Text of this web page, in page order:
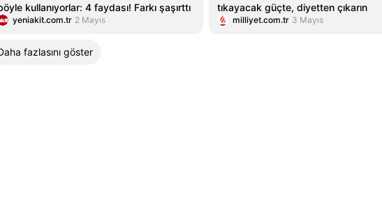
kullanıyorlar: 4 faydası! Farkı şaşırttı
yeniakit.com.tr 2 Mayıs
tıkayacak güçte, diyetten çıkarın
milliyet.com.tr 3 Mayıs
fazlasını göster